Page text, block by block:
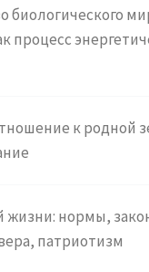
биологического
процесс
к родной
жизни: нормы,
патриотизм